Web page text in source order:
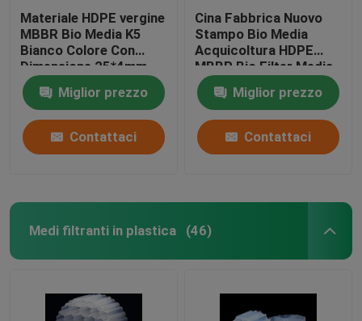
Materiale HDPE vergine
MBBR Bio Media K5
Bianco Colore Con
Dimensione 25*4mm
Per attrezzature IFAS
Miglior prezzo
Contattaci
Cina Fabbrica Nuovo
Stampo Bio Media
Acquicoltura HDPE
MBBR Bio Filter Media
Biomassa Portatore
Media galleggiante
Miglior prezzo
Contattaci
Medi filtranti in plastica (46)